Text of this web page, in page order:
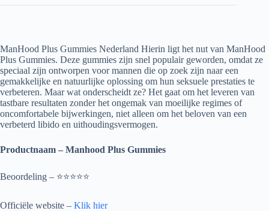
ManHood Plus Gummies Nederland Hierin ligt het nut van ManHood
Plus Gummies. Deze gummies zijn snel populair geworden, omdat ze
speciaal zijn ontworpen voor mannen die op zoek zijn naar een
gemakkelijke en natuurlijke oplossing om hun seksuele prestaties te
verbeteren. Maar wat onderscheidt ze? Het gaat om het leveren van
tastbare resultaten zonder het ongemak van moeilijke regimes of
oncomfortabele bijwerkingen, niet alleen om het beloven van een
verbeterd libido en uithoudingsvermogen.
Productnaam – Manhood Plus Gummies
Beoordeling – ⭐⭐⭐⭐⭐
Officiële website – Klik hier